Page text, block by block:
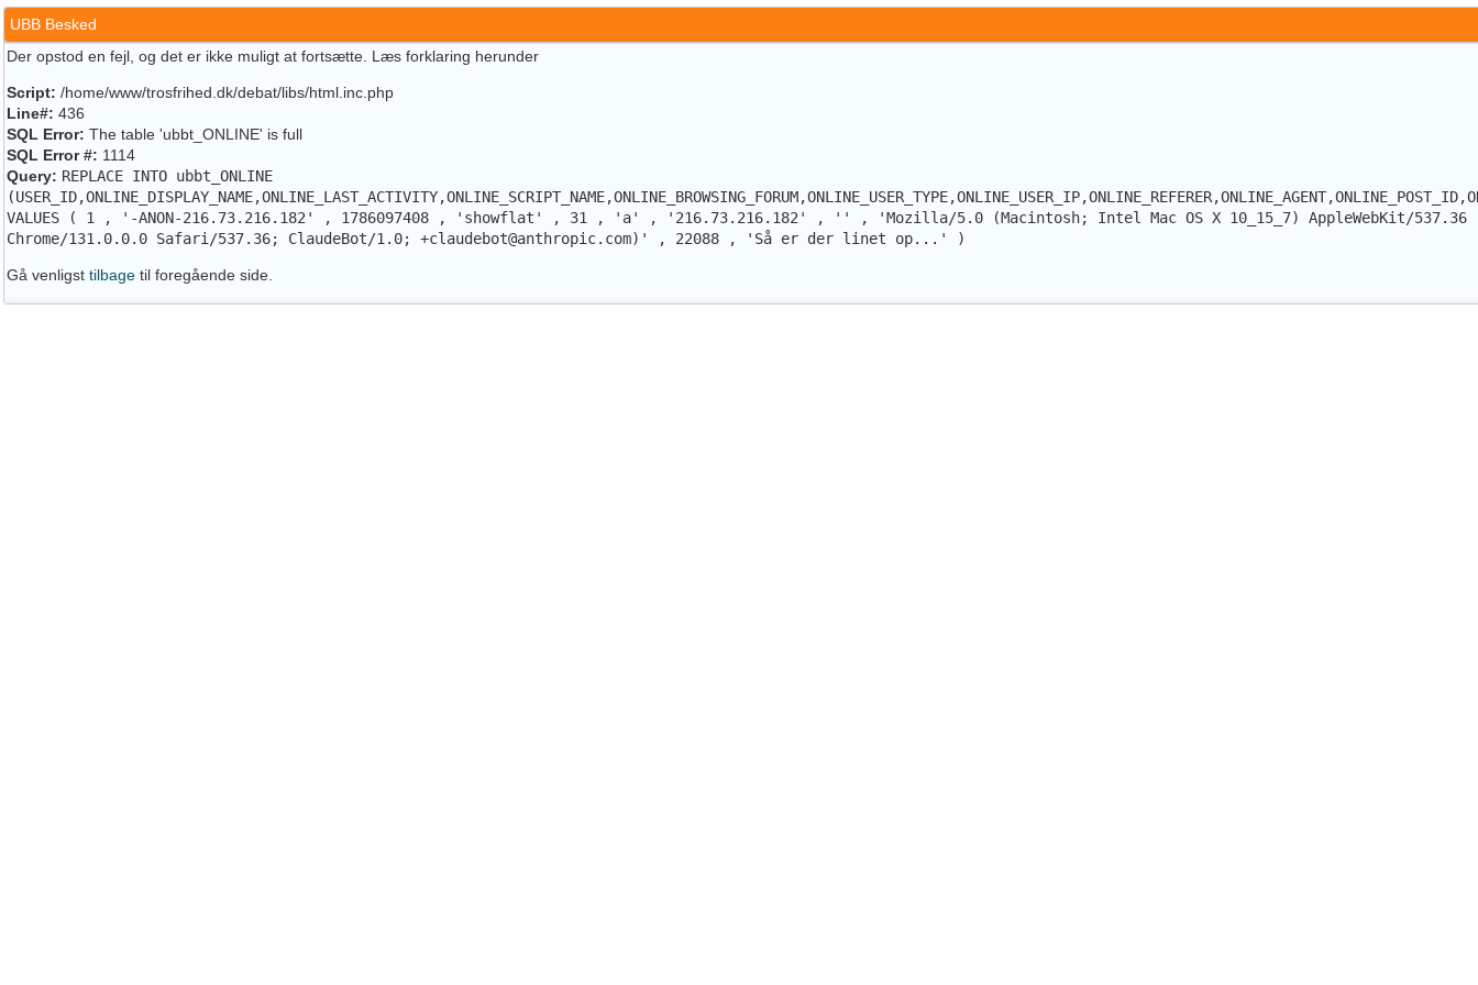
UBB Besked
Der opstod en fejl, og det er ikke muligt at fortsætte. Læs forklaring herunder
Script: /home/www/trosfrihed.dk/debat/libs/html.inc.php
Line#: 436
SQL Error: The table 'ubbt_ONLINE' is full
SQL Error #: 1114
Query: REPLACE INTO ubbt_ONLINE
VALUES ( 1 , '-ANON-216.73.216.182' , 1786097408 , 'showflat' , 31 , 'a' , '216.73.216.182' , '' , 'Mozilla/5.0 (Macintosh; Intel Mac OS X 10_15_7) AppleWebKit/537.36
Chrome/131.0.0.0 Safari/537.36; ClaudeBot/1.0; +claudebot@anthropic.com)' , 22088 , 'Så er der linet op...' )
Gå venligst tilbage til foregående side.